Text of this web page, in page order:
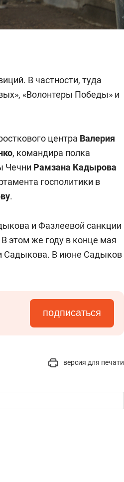
В частности, туда
«Волонтеры Победы» и
центра Валерия
, командира полка
Чечни Рамзана Кадырова
госполитики в
.
и Фазлеевой санкции
В этом же году в конце мая
Садыкова. В июне Садыков
подписаться
версия для печати